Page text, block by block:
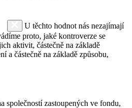
U těchto hodnot nás nezajímají
proto, jaké kontroverze se
aktivit, částečně na základě
a částečně na základě způsobu,
společností zastoupených ve fondu,